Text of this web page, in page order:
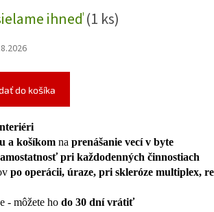
ihneď(1 ks)
do košíka
a košíkom na prenášanie vecí v byte
pri každodenných činnostiach
po operácii, úraze, pri skleróze multiplex,
- môžete ho do 30 dní vrátiť